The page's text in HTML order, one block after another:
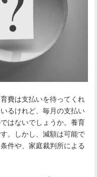
費は支払いを待ってくれ
るけれど、毎月の支払い
はないでしょうか。養育
。しかし、減額は可能で
件や、家庭裁判所による